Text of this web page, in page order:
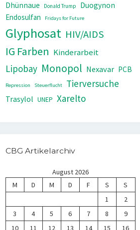
Dhünnaue Donald Trump
Duogynon
Endosulfan
Fridays for Future
Glyphosat HIV/AIDS
IG Farben Kinderarbeit
Lipobay Monopol Nexavar PCB
Repression Steuerflucht Tierversuche
Trasylol UNEP Xarelto
CBG Artikelarchiv
August 2026
M
D M D F S
S
1
2
3
4 5 6 7 8
9
10
11 12 13 14 15
16